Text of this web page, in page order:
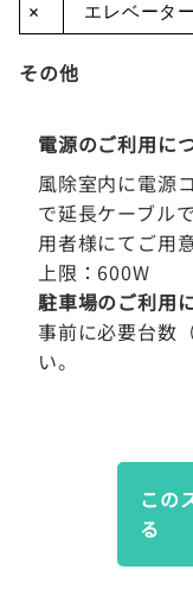
× エレベーター
その他
電源のご利用に
風除室内に電源
で延長ケーブル
用者様にてご用
上限：600W
駐車場のご利用
事前に必要台数
い。
この
る